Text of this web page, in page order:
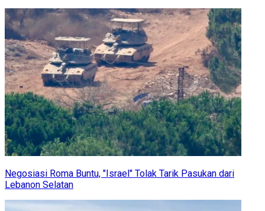
Negosiasi Roma Buntu, "Israel" Tolak Tarik Pasukan dari
Lebanon Selatan